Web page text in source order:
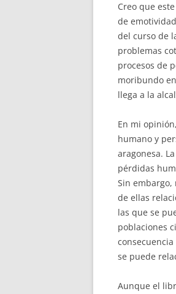
Creo que
de
del curso de
problemas
procesos de
moribundo
llega a la
En mi
humano y
aragonesa.
pérdidas
Sin embargo,
de ellas
las que se
poblaciones
se puede
Aunque el